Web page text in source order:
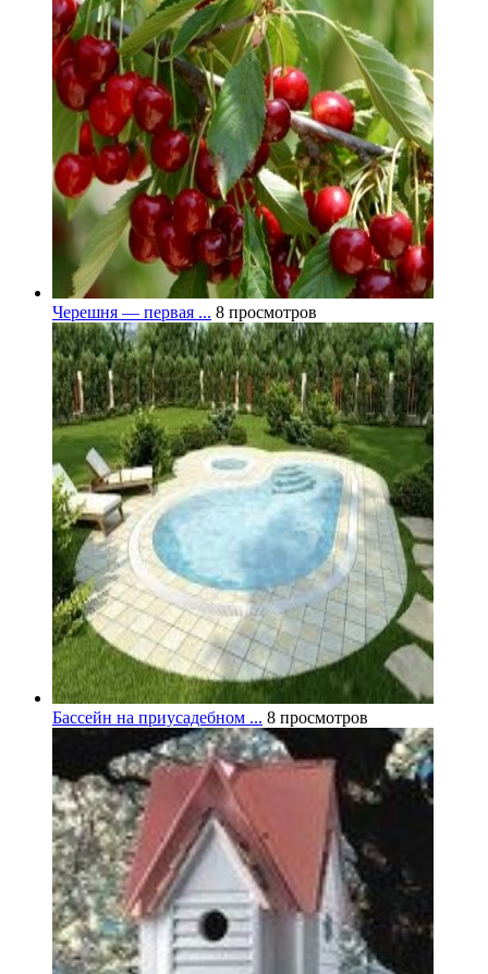
Черешня — первая ... 8 просмотров
Бассейн на приусадебном ... 8 просмотров